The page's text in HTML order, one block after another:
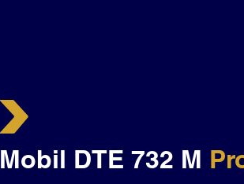
Mobil DTE 732 M